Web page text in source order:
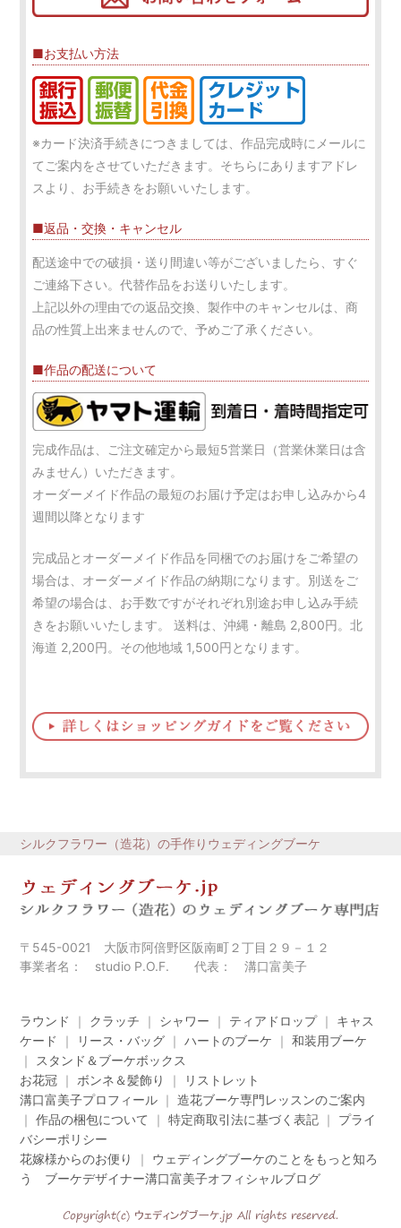
■お支払い方法
※カード決済手続きにつきましては、作品完成時にメールに
てご案内をさせていただきます。そちらにありますアドレ
スより、お手続きをお願いいたします。
■返品・交換・キャンセル
配送途中での破損・送り間違い等がございましたら、すぐ
ご連絡下さい。代替作品をお送りいたします。
上記以外の理由での返品交換、製作中のキャンセルは、商
品の性質上出来ませんので、予めご了承ください。
■作品の配送について
完成作品は、ご注文確定から最短5営業日（営業休業日は含
みません）いただきます。
オーダーメイド作品の最短のお届け予定はお申し込みから4
週間以降となります
完成品とオーダーメイド作品を同梱でのお届けをご希望の
場合は、オーダーメイド作品の納期になります。別送をご
希望の場合は、お手数ですがそれぞれ別途お申し込み手続
きをお願いいたします。 送料は、沖縄・離島 2,800円。北
海道 2,200円。その他地域 1,500円となります。
シルクフラワー（造花）の手作りウェディングブーケ
〒545-0021 大阪市阿倍野区阪南町２丁目２９－１２
事業者名： studio P.O.F. 代表： 溝口富美子
ラウンド ｜ クラッチ ｜ シャワー ｜ ティアドロップ｜ キャス
ケード
｜ リース・バッグ ｜ハートのブーケ ｜和装用ブーケ
｜ スタンド＆ブーケボックス
お花冠 ｜ ボンネ＆髪飾り ｜
リストレット
溝口富美子プロフィール ｜造花ブーケ専門レッスンのご案内
｜作品の梱包について ｜特定商取引法に基づく表記 ｜ プライ
バシーポリシー
花嫁様からのお便り
｜ ウェディングブーケのことをもっと知ろ
う ブーケデザイナー溝口富美子オフィシャルブログ